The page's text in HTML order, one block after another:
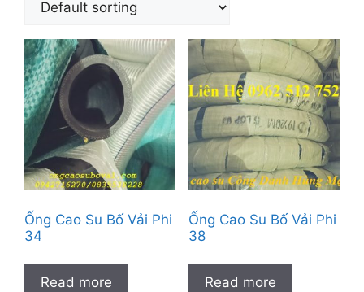
Ống Cao Su Bố Vải Phi
34
Read more
Ống Cao Su Bố Vải Phi
38
Read more